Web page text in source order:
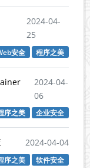
2024-04-
25
安全 程序之美
2024-04-
06
序之美 企业安全
2024-04-04
序之美 软件安全